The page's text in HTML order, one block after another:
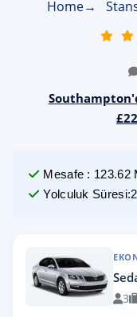
Home→
Mesafe : 123.62
Yolculuk Süresi:
3